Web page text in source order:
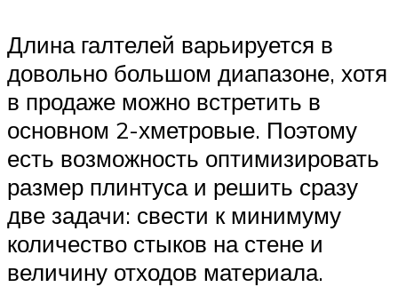
Длина галтелей варьируется в
довольно большом диапазоне, хотя
в продаже можно встретить в
основном 2-хметровые. Поэтому
есть возможность оптимизировать
размер плинтуса и решить сразу
две задачи: свести к минимуму
количество стыков на стене и
величину отходов материала.